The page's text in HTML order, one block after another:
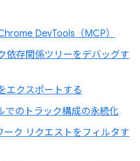
DevTools（MCP）
依存関係ツリーをデバッグす
エクスポートする
でのトラック構成の永続化
ーク リクエストをフィルタす